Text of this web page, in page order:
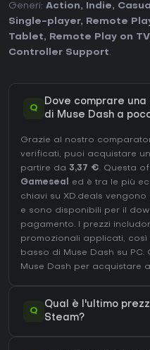
Generi: Action, Indie, Casual
Single-player, Remote
Tablet, Remote Play on TV
Controller Support.
Q
Dove comprare una
di Muse Dash a
Grazie al nostro
verificati, puoi acquistare
partire da 3,37 €. Questa
Gameseal
ed è tra le più
chiavi su XD.deals
e sono disponibili per il
pagamento. I prezzi
promozionali applicati, così
basso di Muse Dash su PC.
Muse Dash per acquistare
Q
Qual è l'ultimo
Steam?